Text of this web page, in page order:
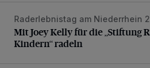
Mit Joey Kelly für die „Stiftung
Raderlebnistag am Niederrhein
Mit Joey Kelly für die „Stiftung
Kindern“ radeln